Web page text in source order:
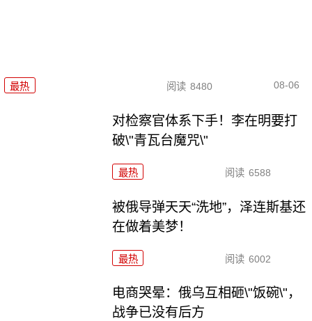
最热 阅读 8480 08-06
对检察官体系下手！李在明要打
破\"青瓦台魔咒\"
最热 阅读 6588
被俄导弹天天“洗地”，泽连斯基还
在做着美梦！
最热 阅读 6002
电商哭晕：俄乌互相砸\"饭碗\"，
战争已没有后方